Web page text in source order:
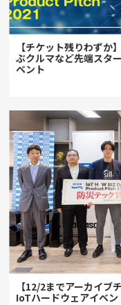
【チケット残りわず
ぶクルマなど先端スタ
ベント
【12/2までアーカイブ
IoTハードウェアイベ